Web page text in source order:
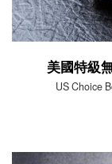
美國特級
US Choice